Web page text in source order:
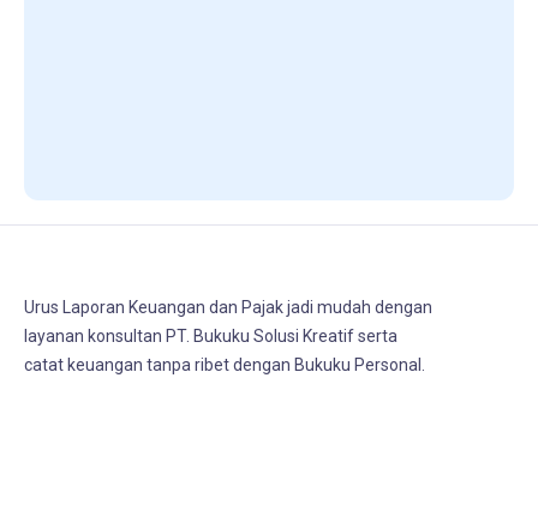
Urus Laporan Keuangan dan Pajak jadi mudah dengan
layanan konsultan PT. Bukuku Solusi Kreatif serta
catat keuangan tanpa ribet dengan Bukuku Personal.